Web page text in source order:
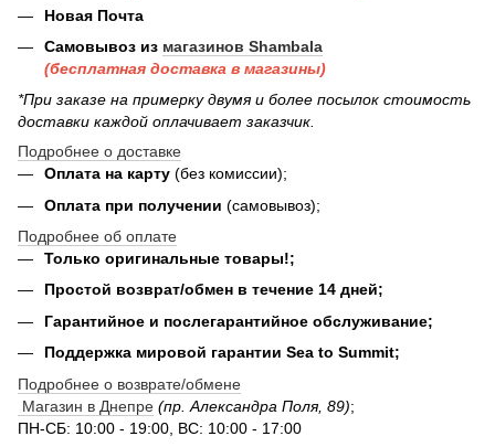
Новая Почта
Самовывоз из магазинов Shambala
(бесплатная доставка в магазины)
*При заказе на примерку двумя и более посылок стоимость
доставки каждой оплачивает заказчик.
Подробнее о доставке
Оплата на карту (без комиссии);
Оплата при получении (самовывоз);
Подробнее об оплате
Только оригинальные товары!;
Простой возврат/обмен в течение 14 дней;
Гарантийное и послегарантийное обслуживание;
Поддержка мировой гарантии Sea to Summit;
Подробнее о возврате/обмене
Магазин в Днепре (пр. Александра Поля, 89);
ПН-СБ: 10:00 - 19:00, ВС: 10:00 - 17:00